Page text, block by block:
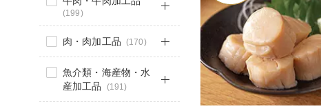
(199)
肉・肉加工品 (170)
魚介類・海産物・水
産加工品
(191)